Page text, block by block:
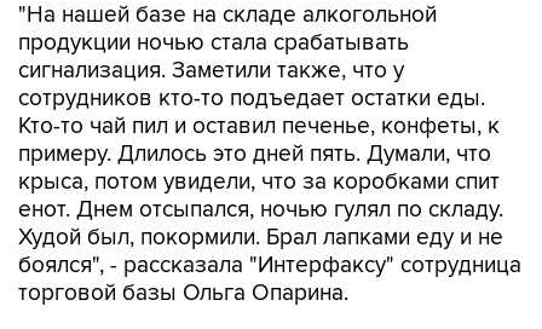
"На нашей базе на складе алкогольной
продукции ночью стала срабатывать
сигнализация. Заметили также, что у
сотрудников кто-то подъедает остатки еды.
Кто-то чай пил и оставил печенье, конфеты, к
примеру. Длилось это дней пять. Думали, что
крыса, потом увидели, что за коробками спит
енот. Днем отсыпался, ночью гулял по складу.
Худой был, покормили. Брал лапками еду и не
боялся", - рассказала "Интерфаксу" сотрудница
торговой базы Ольга Опарина.